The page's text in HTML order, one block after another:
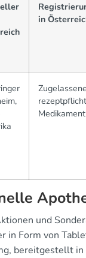
in
Medikament
und
in Form von
bereitgestellt